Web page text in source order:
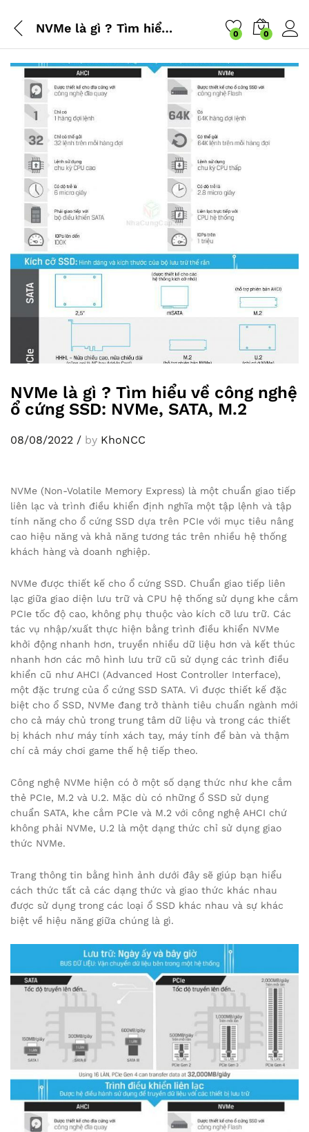
NVMe là gì ? Tìm hiểu về công nghệ ổ cứng SSD: NVMe, SATA, M.2 0 0
NVMe là gì ? Tìm hiểu về công nghệ
ổ cứng SSD: NVMe, SATA, M.2
08/08/2022 / by KhoNCC
NVMe (Non-Volatile Memory Express) là một chuẩn giao tiếp
liên lạc và trình điều khiển định nghĩa một tập lệnh và tập
tính năng cho ổ cứng SSD dựa trên PCIe với mục tiêu nâng
cao hiệu năng và khả năng tương tác trên nhiều hệ thống
khách hàng và doanh nghiệp.
NVMe được thiết kế cho ổ cứng SSD. Chuẩn giao tiếp liên
lạc giữa giao diện lưu trữ và CPU hệ thống sử dụng khe cắm
PCIe tốc độ cao, không phụ thuộc vào kích cỡ lưu trữ. Các
tác vụ nhập/xuất thực hiện bằng trình điều khiển NVMe
khởi động nhanh hơn, truyền nhiều dữ liệu hơn và kết thúc
nhanh hơn các mô hình lưu trữ cũ sử dụng các trình điều
khiển cũ như AHCI (Advanced Host Controller Interface),
một đặc trưng của ổ cứng SSD SATA. Vì được thiết kế đặc
biệt cho ổ SSD, NVMe đang trở thành tiêu chuẩn ngành mới
cho cả máy chủ trong trung tâm dữ liệu và trong các thiết
bị khách như máy tính xách tay, máy tính để bàn và thậm
chí cả máy chơi game thế hệ tiếp theo.
Công nghệ NVMe hiện có ở một số dạng thức như khe cắm
thẻ PCIe, M.2 và U.2. Mặc dù có những ổ SSD sử dụng
chuẩn SATA, khe cắm PCIe và M.2 với công nghệ AHCI chứ
không phải NVMe, U.2 là một dạng thức chỉ sử dụng giao
thức NVMe.
Trang thông tin bằng hình ảnh dưới đây sẽ giúp bạn hiểu
cách thức tất cả các dạng thức và giao thức khác nhau
được sử dụng trong các loại ổ SSD khác nhau và sự khác
biệt về hiệu năng giữa chúng là gì.